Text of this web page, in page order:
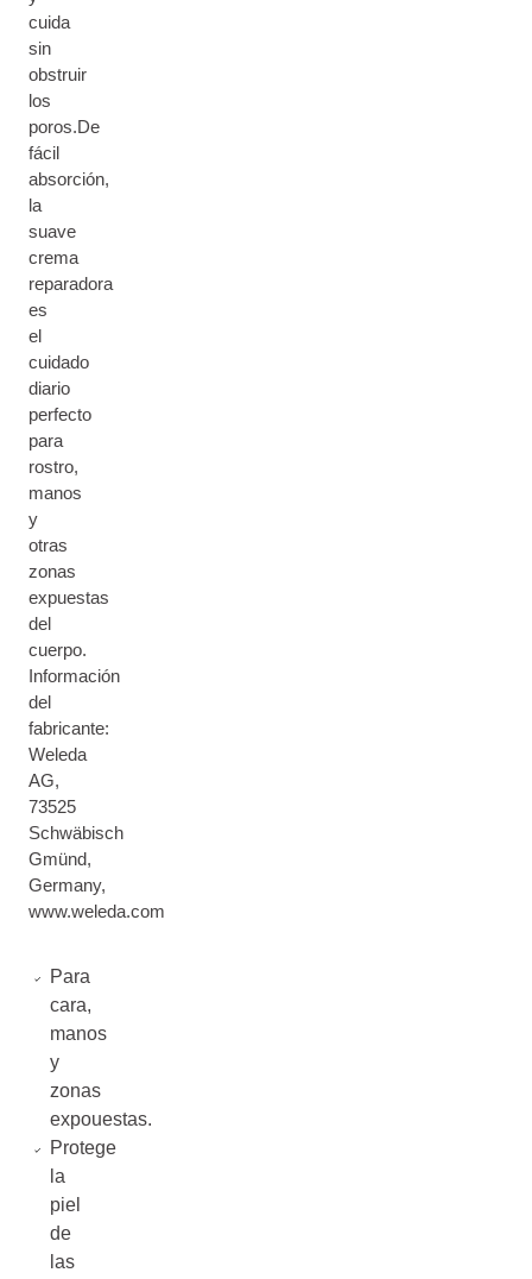
cuida
sin
obstruir
los
poros.De
fácil
absorción,
la
suave
crema
reparadora
es
el
cuidado
diario
perfecto
para
rostro,
manos
y
otras
zonas
expuestas
del
cuerpo.
Información
del
fabricante:
Weleda
AG,
73525
Schwäbisch
Gmünd,
Germany,
www.weleda.com
Para
cara,
manos
y
zonas
expouestas.
Protege
la
piel
de
las